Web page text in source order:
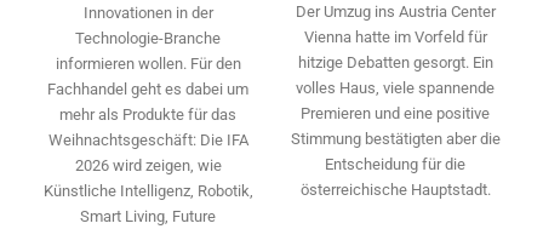
Innovationen in der
Technologie-­Branche
informieren wollen. Für den
Fachhandel geht es dabei um
mehr als Produkte für das
Weihnachtsgeschäft: Die IFA
2026 wird ­zeigen, wie
Künstliche Intelligenz, Robotik,
Smart Living, Future
Der Umzug ins Austria Center
Vienna hatte im Vorfeld für
hitzige Debatten gesorgt. Ein
volles Haus, viele spannende
Premieren und eine positive
Stimmung bestätigten aber die
Entscheidung für die
österreichische Hauptstadt.